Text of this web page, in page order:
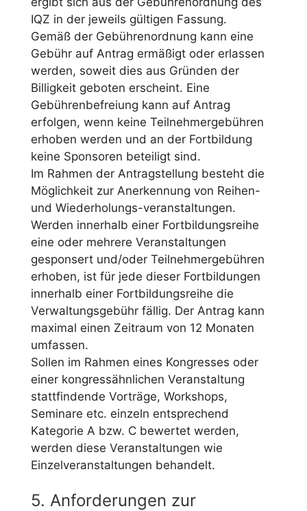
IQZ in der jeweils gültigen Fassung.
Gemäß der Gebührenordnung kann eine
Gebühr auf Antrag ermäßigt oder erlassen
werden, soweit dies aus Gründen der
Billigkeit geboten erscheint. Eine
Gebührenbefreiung kann auf Antrag
erfolgen, wenn keine Teilnehmergebühren
erhoben werden und an der Fortbildung
keine Sponsoren beteiligt sind.
Im Rahmen der Antragstellung besteht die
Möglichkeit zur Anerkennung von Reihen-
und Wiederholungs-veranstaltungen.
Werden innerhalb einer Fortbildungsreihe
eine oder mehrere Veranstaltungen
gesponsert und/oder Teilnehmergebühren
erhoben, ist für jede dieser Fortbildungen
innerhalb einer Fortbildungsreihe die
Verwaltungsgebühr fällig. Der Antrag kann
maximal einen Zeitraum von 12 Monaten
umfassen.
Sollen im Rahmen eines Kongresses oder
einer kongressähnlichen Veranstaltung
stattfindende Vorträge, Workshops,
Seminare etc. einzeln entsprechend
Kategorie A bzw. C bewertet werden,
werden diese Veranstaltungen wie
Einzelveranstaltungen behandelt.
5. Anforderungen zur